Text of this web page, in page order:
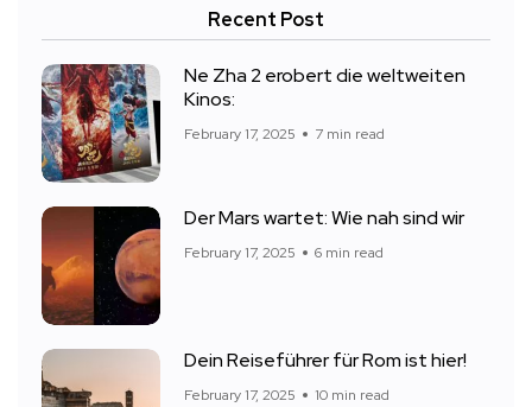
Recent Post
Ne Zha 2 erobert die weltweiten
Kinos:
February 17, 2025 7 min read
Der Mars wartet: Wie nah sind wir
February 17, 2025 6 min read
Dein Reiseführer für Rom ist hier!
February 17, 2025 10 min read